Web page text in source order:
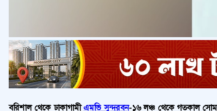
বরিশাল থেকে ঢাকাগামীএমভি সুন্দরবন-১৬ লঞ্চ থেকে গতকাল